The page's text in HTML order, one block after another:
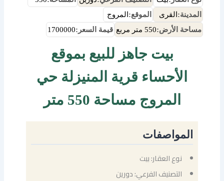
المدينة: القرى الموقع: المروج
مساحة الأرض:550 متر مربع قيمة السعر:1700000
بيت جاهز للبيع بموقع
الأحساء قرية المنيزلة حي
المروج مساحة 550 متر
المواصفات
نوع العقار: بيت
التصنيف الفرعي: دورين